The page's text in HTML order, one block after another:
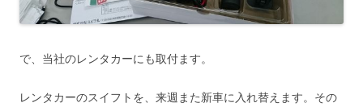
で、当社のレンタカーにも取付ます。
レンタカーのスイフトを、来週また新車に入れ替えます。その